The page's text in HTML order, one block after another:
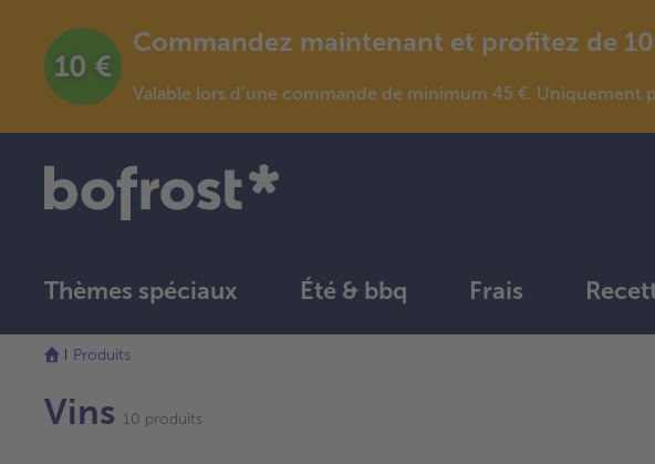
Commandez maintenant et profitez de
Valable lors d’une commande de minimum 45 €. Uniquement
Thèmes spéciaux Été & bbq Frais
Produits
Vins 10 produits